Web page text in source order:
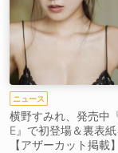
ニュース
横野すみれ、発売中
E』で初登場＆裏表紙
【アザーカット掲載】